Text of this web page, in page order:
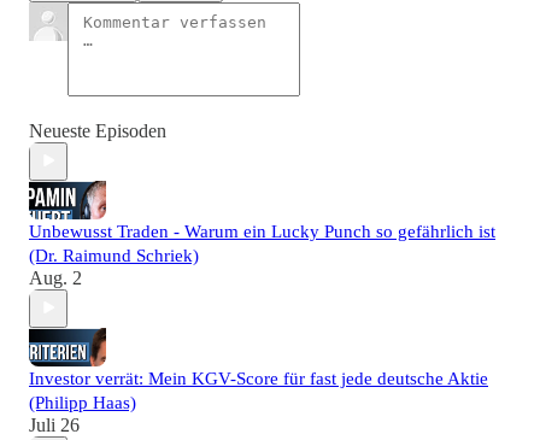
Neueste Episoden
Unbewusst Traden - Warum ein Lucky Punch so gefährlich ist
(Dr. Raimund Schriek)
Aug. 2
Investor verrät: Mein KGV-Score für fast jede deutsche Aktie
(Philipp Haas)
Juli 26